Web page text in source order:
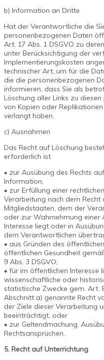
b) Information an Dritte
Hat der Verantwortliche die
personenbezogenen Daten
Art. 17 Abs. 1 DSGVO zu
unter Berücksichtigung der
Implementierungskosten
technischer Art, um für die
die die personenbezogenen
informieren, dass Sie als
Löschung aller Links zu
von Kopien oder
verlangt haben.
c) Ausnahmen
Das Recht auf Löschung
erforderlich ist
• zur Ausübung des Rechts
Information;
• zur Erfüllung einer
Verarbeitung nach dem Recht
Mitgliedstaaten, dem der
oder zur Wahrnehmung einer
Interesse liegt oder in
dem Verantwortlichen
• aus Gründen des
öffentlichen Gesundheit
9 Abs. 3 DSGVO;
• für im öffentlichen Interesse
wissenschaftliche oder
statistische Zwecke gem. Art.
Abschnitt a) genannte Recht
der Ziele dieser Verarbeitung
beeinträchtigt, oder
• zur Geltendmachung,
Rechtsansprüchen.
5. Recht auf Unterrichtung